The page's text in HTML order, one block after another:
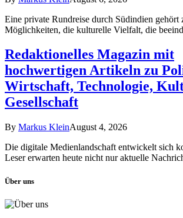
Eine private Rundreise durch Südindien gehört
Möglichkeiten, die kulturelle Vielfalt, die
Redaktionelles Magazin mit
hochwertigen Artikeln zu
Wirtschaft, Technologie,
Gesellschaft
By Markus KleinAugust 4, 2026
Die digitale Medienlandschaft entwickelt sich
Leser erwarten heute nicht nur aktuelle
Über uns